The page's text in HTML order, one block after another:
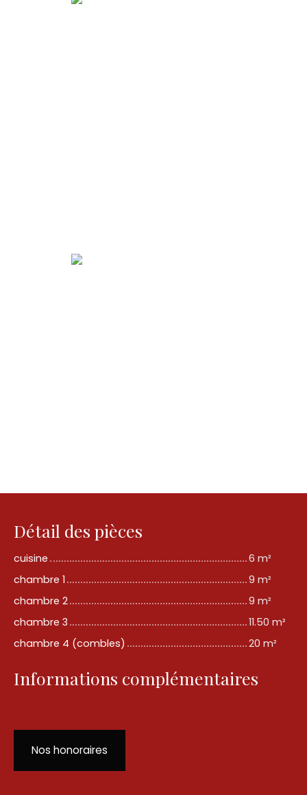
Détail des pièces
cuisine
6 m²
chambre 1
9 m²
chambre 2
9 m²
chambre 3
11.50 m²
chambre 4 (combles)
20 m²
Informations complémentaires
Nos honoraires